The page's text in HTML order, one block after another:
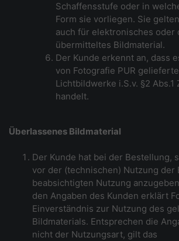
Schaffensstufe oder in
Form sie vorliegen. Sie
auch für elektronisches oder
übermitteltes Bildmaterial.
Der Kunde erkennt an, dass
von Fotografie PUR
Lichtbildwerke i.S.v. §2 Abs.1
handelt.
Überlassenes Bildmaterial
Der Kunde hat bei der Bestellung,
vor der (technischen) Nutzung der
beabsichtigten Nutzung
den Angaben des Kunden erklärt
Einverständnis zur Nutzung des
Bildmaterials. Entsprechen die
nicht der Nutzungsart, gilt das